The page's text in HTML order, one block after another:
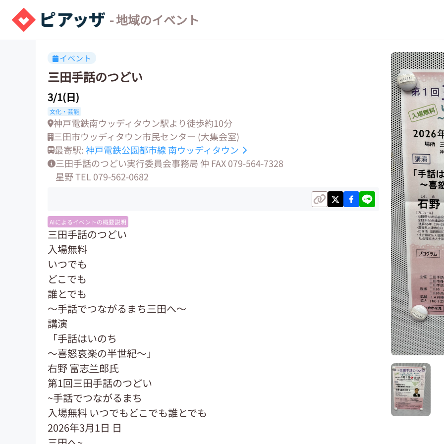
- 地域のイベント
イベント
三田手話のつどい
3/1(日)
文化・芸能
神戸電鉄南ウッディタウン駅より徒歩約10分
三田市ウッディタウン市民センター (大集会室)
最寄駅:神戸電鉄公園都市線 南ウッディタウン
三田手話のつどい実行委員会事務局 仲 FAX 079-564-7328
星野 TEL 079-562-0682
AIによるイベントの概要説明
三田手話のつどい
入場無料
いつでも
どこでも
誰とでも
～手話でつながるまち三田へ〜
講演
「手話はいのち
～喜怒哀楽の半世紀～」
右野 富志兰郎氏
第1回三田手話のつどい
~手話でつながるまち
入場無料 いつでもどこでも誰とでも
2026年3月1日 日